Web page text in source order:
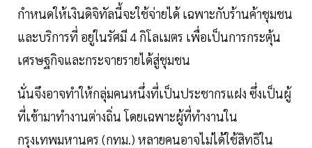
กำหนดให้เงินดิจิทัลนี้จะใช้จ่ายได้ เฉพาะกับร้านค้าชุมชน
และบริการที่ อยู่ในรัศมี 4 กิโลเมตร เพื่อเป็นการกระตุ้น
เศรษฐกิจและกระจายรายได้สู่ชุมชน
นั่นจึงอาจทำให้กลุ่มคนหนึ่งที่เป็นประชากรแฝง ซึ่งเป็นผู้
ที่เข้ามาทำงานต่างถิ่น โดยเฉพาะผู้ที่ทำงานใน
กรุงเทพมหานคร (กทม.) หลายคนอาจไม่ได้ใช้สิทธิใน